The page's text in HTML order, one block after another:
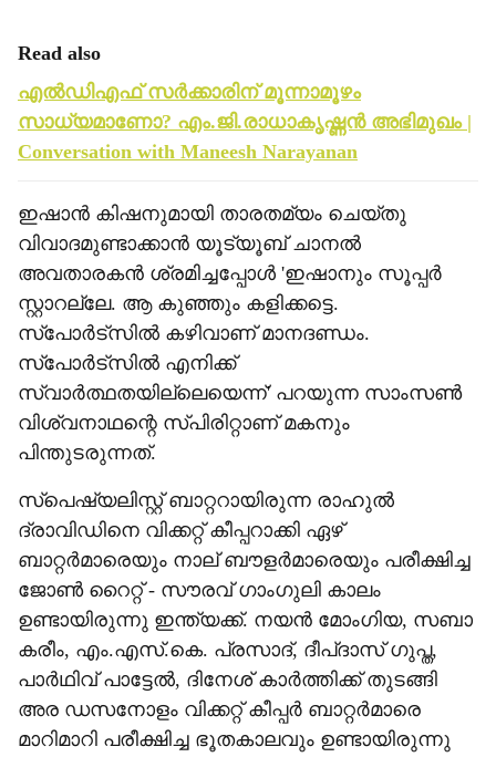
Read also
എല്‍ഡിഎഫ് സര്‍ക്കാരിന് മൂന്നാമൂഴം
സാധ്യമാണോ? എം.ജി.രാധാകൃഷ്ണന്‍ അഭിമുഖം |
Conversation with Maneesh Narayanan
ഇഷാന്‍ കിഷനുമായി താരതമ്യം ചെയ്തു
വിവാദമുണ്ടാക്കാന്‍ യൂട്യൂബ് ചാനല്‍
അവതാരകന്‍ ശ്രമിച്ചപ്പോള്‍ 'ഇഷാനും സൂപ്പര്‍
സ്റ്റാറല്ലേ. ആ കുഞ്ഞും കളിക്കട്ടെ.
സ്‌പോര്‍ട്‌സില്‍ കഴിവാണ് മാനദണ്ഡം.
സ്‌പോര്‍ട്‌സില്‍ എനിക്ക്
സ്വാര്‍ത്ഥതയില്ലെയെന്ന്' പറയുന്ന സാംസണ്‍
വിശ്വനാഥന്റെ സ്പിരിറ്റാണ് മകനും
പിന്തുടരുന്നത്.
സ്‌പെഷ്യലിസ്റ്റ് ബാറ്ററായിരുന്ന രാഹുല്‍
ദ്രാവിഡിനെ വിക്കറ്റ് കീപ്പറാക്കി ഏഴ്
ബാറ്റര്‍മാരെയും നാല് ബൗളര്‍മാരെയും പരീക്ഷിച്ച
ജോണ്‍ റൈറ്റ് - സൗരവ് ഗാംഗുലി കാലം
ഉണ്ടായിരുന്നു ഇന്ത്യക്ക്. നയന്‍ മോംഗിയ, സബാ
കരീം, എം.എസ്.കെ. പ്രസാദ്, ദീപ്ദാസ് ഗുപ്ത,
പാര്‍ഥിവ് പാട്ടേല്‍, ദിനേശ് കാര്‍ത്തിക്ക് തുടങ്ങി
അര ഡസനോളം വിക്കറ്റ് കീപ്പര്‍ ബാറ്റര്‍മാരെ
മാറിമാറി പരീക്ഷിച്ച ഭൂതകാലവും ഉണ്ടായിരുന്നു